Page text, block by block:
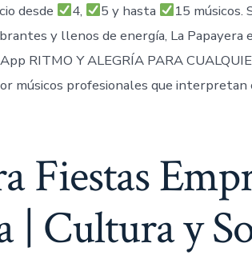
desde
4, 5 y hasta
15 músicos.
y llenos de energía, La Papayera
RITMO Y ALEGRÍA PARA
músicos profesionales que interpretan
Fiestas
| Cultura y